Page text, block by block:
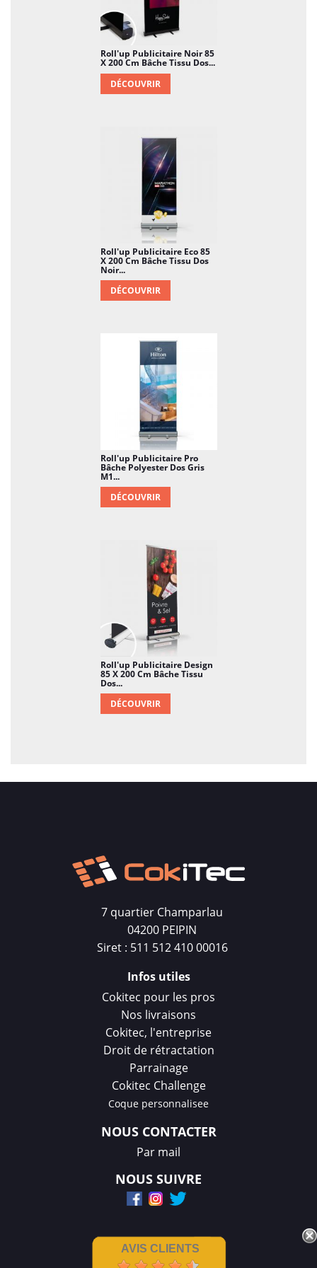
Roll'up Publicitaire Noir 85
X 200 Cm Bâche Tissu Dos...
DÉCOUVRIR
Roll'up Publicitaire Eco 85
X 200 Cm Bâche Tissu Dos
Noir...
DÉCOUVRIR
Roll'up Publicitaire Pro
Bâche Polyester Dos Gris
M1...
DÉCOUVRIR
Roll'up Publicitaire Design
85 X 200 Cm Bâche Tissu
Dos...
DÉCOUVRIR
7 quartier Champarlau
04200 PEIPIN
Siret : 511 512 410 00016
Infos utiles
Cokitec pour les pros
Nos livraisons
Cokitec, l'entreprise
Droit de rétractation
Parrainage
Cokitec Challenge
Coque personnalisee
NOUS CONTACTER
Par mail
NOUS SUIVRE
AVIS CLIENTS